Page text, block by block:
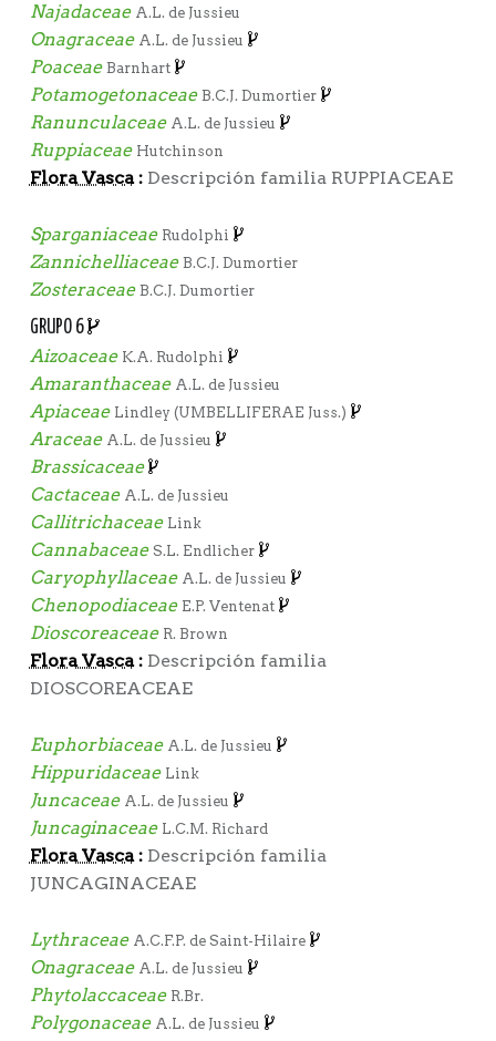
Najadaceae A.L. de Jussieu
Onagraceae A.L. de Jussieu
Poaceae Barnhart
Potamogetonaceae B.C.J. Dumortier
Ranunculaceae A.L. de Jussieu
Ruppiaceae Hutchinson
Flora Vasca:Descripción familia RUPPIACEAE
Sparganiaceae Rudolphi
Zannichelliaceae B.C.J. Dumortier
Zosteraceae B.C.J. Dumortier
GRUPO 6
Aizoaceae K.A. Rudolphi
Amaranthaceae A.L. de Jussieu
Apiaceae Lindley (UMBELLIFERAE Juss.)
Araceae A.L. de Jussieu
Brassicaceae
Cactaceae A.L. de Jussieu
Callitrichaceae Link
Cannabaceae S.L. Endlicher
Caryophyllaceae A.L. de Jussieu
Chenopodiaceae E.P. Ventenat
Dioscoreaceae R. Brown
Flora Vasca:Descripción familia
DIOSCOREACEAE
Euphorbiaceae A.L. de Jussieu
Hippuridaceae Link
Juncaceae A.L. de Jussieu
Juncaginaceae L.C.M. Richard
Flora Vasca:Descripción familia
JUNCAGINACEAE
Lythraceae A.C.F.P. de Saint-Hilaire
Onagraceae A.L. de Jussieu
Phytolaccaceae R.Br.
Polygonaceae A.L. de Jussieu